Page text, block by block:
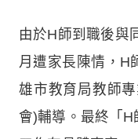
由於H師到職後與
月遭家長陳情，H
雄市教育局教師
會)輔導。最終「